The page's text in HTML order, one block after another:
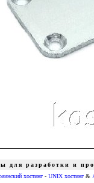
для разработки и
хостинг - UNIX хостинг &